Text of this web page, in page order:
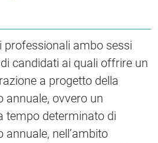
professionali ambo sessi
candidati ai quali offrire un
a progetto della
annuale, ovvero un
tempo determinato di
nell’ambito